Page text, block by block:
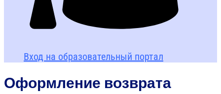
Вход на образовательный портал
Оформление возврата